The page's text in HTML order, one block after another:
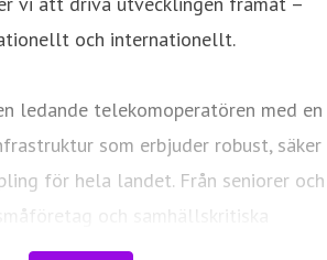
och internationellt.
ledande telekomoperatören med en
som erbjuder robust, säker
för hela landet. Från seniorer och
och samhällskritiska
möjliggör digitaliseringens kraft i